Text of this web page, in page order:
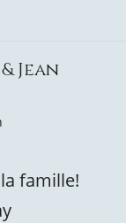
Jean
famille!